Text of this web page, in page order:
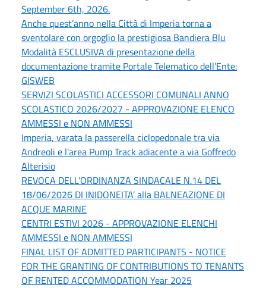
September 6th, 2026.
Anche quest’anno nella Città di Imperia torna a
sventolare con orgoglio la prestigiosa Bandiera Blu
Modalità ESCLUSIVA di presentazione della
documentazione tramite Portale Telematico dell’Ente:
GISWEB
SERVIZI SCOLASTICI ACCESSORI COMUNALI ANNO
SCOLASTICO 2026/2027 - APPROVAZIONE ELENCO
AMMESSI e NON AMMESSI
Imperia, varata la passerella ciclopedonale tra via
Andreoli e l'area Pump Track adiacente a via Goffredo
Alterisio
REVOCA DELL’ORDINANZA SINDACALE N.14 DEL
18/06/2026 DI INIDONEITA’ alla BALNEAZIONE DI
ACQUE MARINE
CENTRI ESTIVI 2026 - APPROVAZIONE ELENCHI
AMMESSI e NON AMMESSI
FINAL LIST OF ADMITTED PARTICIPANTS - NOTICE
FOR THE GRANTING OF CONTRIBUTIONS TO TENANTS
OF RENTED ACCOMMODATION Year 2025